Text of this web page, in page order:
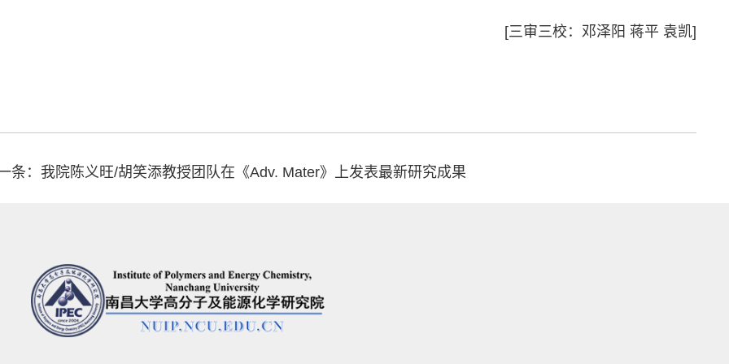
[三审三校：邓泽阳 蒋平 袁凯]
条：我院陈义旺/胡笑添教授团队在《Adv. Mater》上发表最新研究成果